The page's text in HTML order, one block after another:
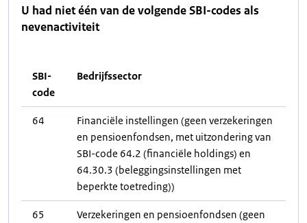
U had niet één van de volgende SBI-codes als
nevenactiviteit
SBI-
code
Bedrijfssector
64
Financiële instellingen (geen verzekeringen
en pensioenfondsen, met uitzondering van
SBI-code 64.2 (financiële holdings) en
64.30.3 (beleggingsinstellingen met
beperkte toetreding))
65
Verzekeringen en pensioenfondsen (geen